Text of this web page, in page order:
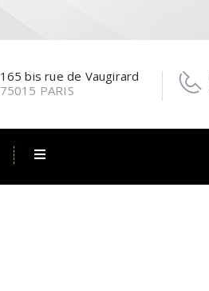
165 bis rue de Vaugirard
75015 PARIS